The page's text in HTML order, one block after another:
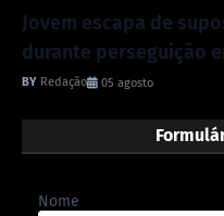
Jovem escapa de
durante perseguição
Redação 05 agosto
Nome